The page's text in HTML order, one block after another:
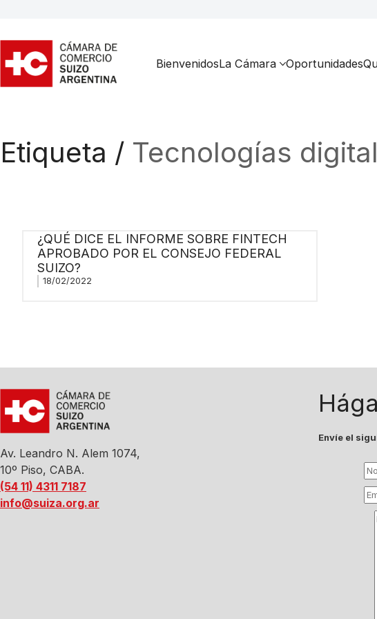
BienvenidosLa Cámara Oportunidades
Etiqueta / Tecnologías
¿QUÉ DICE EL INFORME SOBRE FINTECH
APROBADO POR EL CONSEJO FEDERAL
SUIZO?
18/02/2022
Av. Leandro N. Alem 1074,
10º Piso, CABA.
(54 11) 4311 7187
info@suiza.org.ar
Envíe el